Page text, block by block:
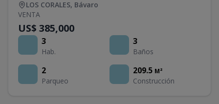
LOS CORALES, Bávaro
VENTA
US$ 385,000
3
Hab.
3
Baños
2
Parqueo
209.5 M²
Construcción